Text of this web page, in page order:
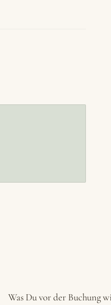
Was Du vor der Buchung